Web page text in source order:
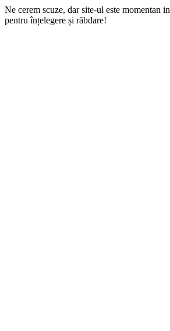
Ne cerem scuze, dar site-ul este momentan
pentru înțelegere și răbdare!